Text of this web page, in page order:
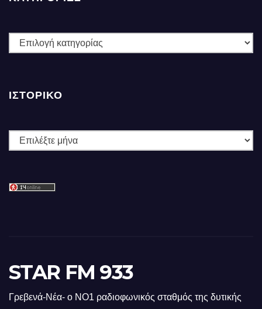
ΚΑΤΗΓΟΡΙΕΣ
ΙΣΤΟΡΙΚΌ
Ιστορικό
STAR FM 933
Γρεβενά-Νέα- ο ΝΟ1 ραδιοφωνικός σταθμός της δυτικής